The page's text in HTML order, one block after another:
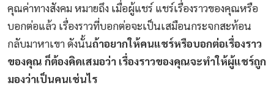
คุณค่าทางสังคม หมายถึง เมื่อผู้แชร์ แชร์เรื่องราวของคุ​ณหรือ
บอกต่อแล้ว เรื่องราวที่บอกต่อจะเป็นเสมือนกระจกสะท้อน
กลับมาหาเขา ดังนั้นถ้าอยากให้คนแชร์หรือบอกต่อเรื่องราว
ของคุณ ก็ต้องคิดเสมอว่า เรื่องราวของคุณจะทำให้ผู้แชร์ถูก
มองว่าเป็นคนเช่นไร